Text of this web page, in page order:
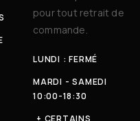
pour tout retrait de
commande.
LUNDI : FERMÉ
MARDI - SAMEDI
10:00-18:30
+ CERTAINS